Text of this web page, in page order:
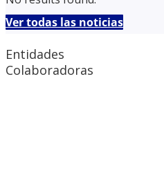
Ver todas las noticias
Entidades
Colaboradoras